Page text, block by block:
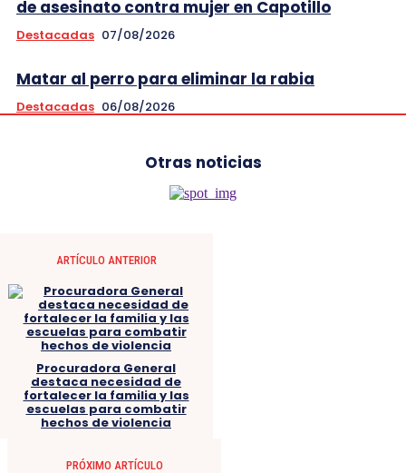
de asesinato contra mujer en Capotillo
Destacadas 07/08/2026
Matar al perro para eliminar la rabia
Destacadas 06/08/2026
Otras noticias
ARTÍCULO ANTERIOR
Procuradora General
destaca necesidad de
fortalecer la familia y las
escuelas para combatir
hechos de violencia
PRÓXIMO ARTÍCULO